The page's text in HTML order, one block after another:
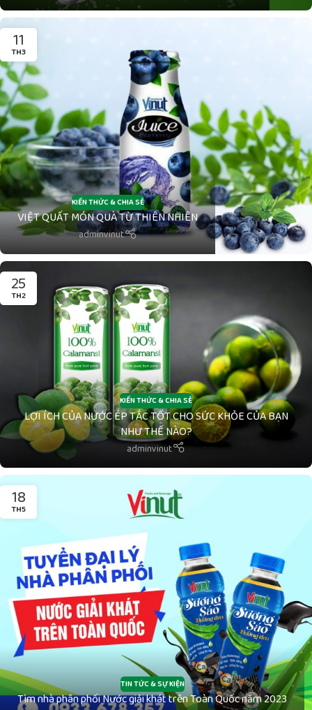
11
TH3
KIẾN THỨC & CHIA SẺ
VIỆT QUẤT MÓN QUÀ TỪ THIÊN NHIÊN
adminvinut
25
TH2
KIẾN THỨC & CHIA SẺ
LỢI ÍCH CỦA NƯỚC ÉP TẮC TỐT CHO SỨC KHỎE CỦA BẠN
NHƯ THẾ NÀO?
adminvinut
18
TH5
TIN TỨC & SỰ KIỆN
Tìm nhà phân phối Nước giải khát trên Toàn Quốc năm 2023